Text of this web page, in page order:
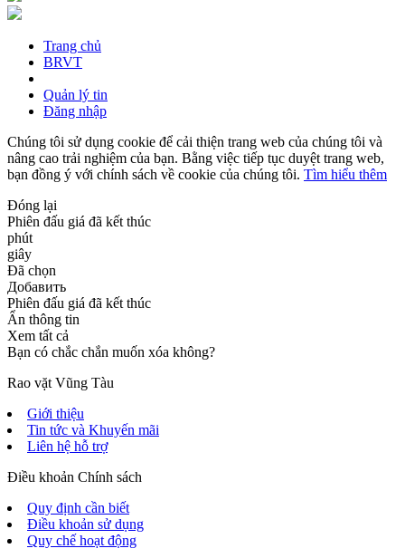
Trang chủ
BRVT
Quản lý tin
Đăng nhập
Chúng tôi sử dụng cookie để cải thiện trang web của chúng tôi và
nâng cao trải nghiệm của bạn. Bằng việc tiếp tục duyệt trang web,
bạn đồng ý với chính sách về cookie của chúng tôi. Tìm hiểu thêm
Đóng lại
Phiên đấu giá đã kết thúc
phút
giây
Đã chọn
Добавить
Phiên đấu giá đã kết thúc
Ẩn thông tin
Xem tất cả
Bạn có chắc chắn muốn xóa không?
Rao vặt Vũng Tàu
Giới thiệu
Tin tức và Khuyến mãi
Liên hệ hỗ trợ
Điều khoản Chính sách
Quy định cần biết
Điều khoản sử dụng
Quy chế hoạt động